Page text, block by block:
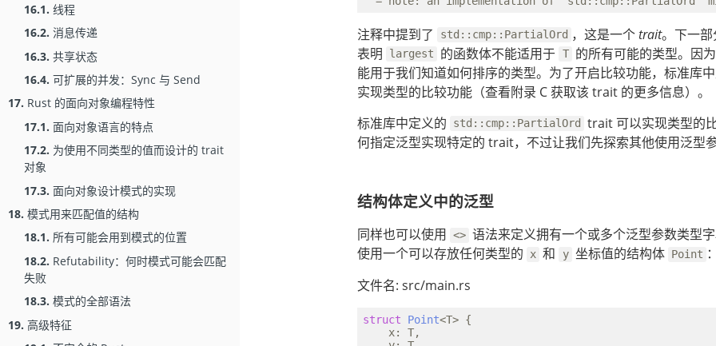
16.1. 线程
16.2. 消息传递
16.3. 共享状态
16.4. 可扩展的并发：Sync 与 Send
17. Rust 的面向对象编程特性
17.1. 面向对象语言的特点
17.2. 为使用不同类型的值而设计的 trait
对象
17.3. 面向对象设计模式的实现
18. 模式用来匹配值的结构
18.1. 所有可能会用到模式的位置
18.2. Refutability：何时模式可能会匹配
失败
18.3. 模式的全部语法
19. 高级特征
注释中提到了 std::cmp::PartialOrd ，这是一个trait。下一
表明
largest 的函数体不能适用于 T 的所有可能的类型。因
能用于我们知道如何排序的类型。为了开启比较功能，标准库
实现类型的比较功能（查看附录 C 获取该 trait 的更多信息）。
标准库中定义的
std::cmp::PartialOrd trait 可以实现类型的
何指定泛型实现特定的 trait，不过让我们先探索其他使用泛型参
结构体定义中的泛型
同样也可以使用 <> 语法来定义拥有一个或多个泛型参数类型
使用一个可以存放任何类型的 x 和 y 坐标值的结构体 Point ：
文件名: src/main.rs
struct Point<T> {
    x: T,